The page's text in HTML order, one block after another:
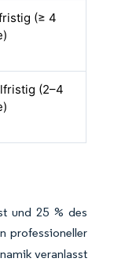
(≥ 4
(2–4
und 25 % des
professioneller
veranlasst